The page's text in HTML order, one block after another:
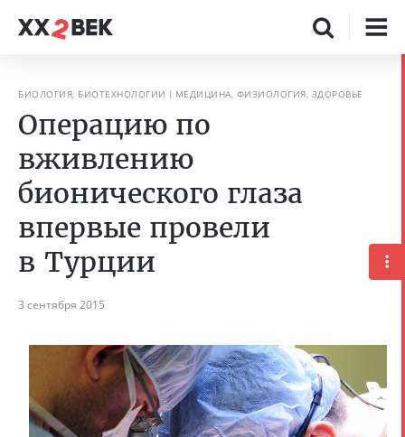
БИОЛОГИЯ, БИОТЕХНОЛОГИИ МЕДИЦИНА, ФИЗИОЛОГИЯ, ЗДОРОВЬЕ
Операцию по
вживлению
бионического глаза
впервые провели
в Турции
3 сентября 2015